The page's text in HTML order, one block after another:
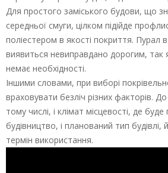
Для простого заміського будови, що
середньої смуги, цілком підійде
поліестером в якості покриття. Пурал
виявиться невиправдано дорогим, так
немає необхідності.
Іншими словами, при виборі
враховувати безліч різних факторів.
тому числі, і клімат місцевості, де
будівництво, і планований тип будівлі,
термін використання.